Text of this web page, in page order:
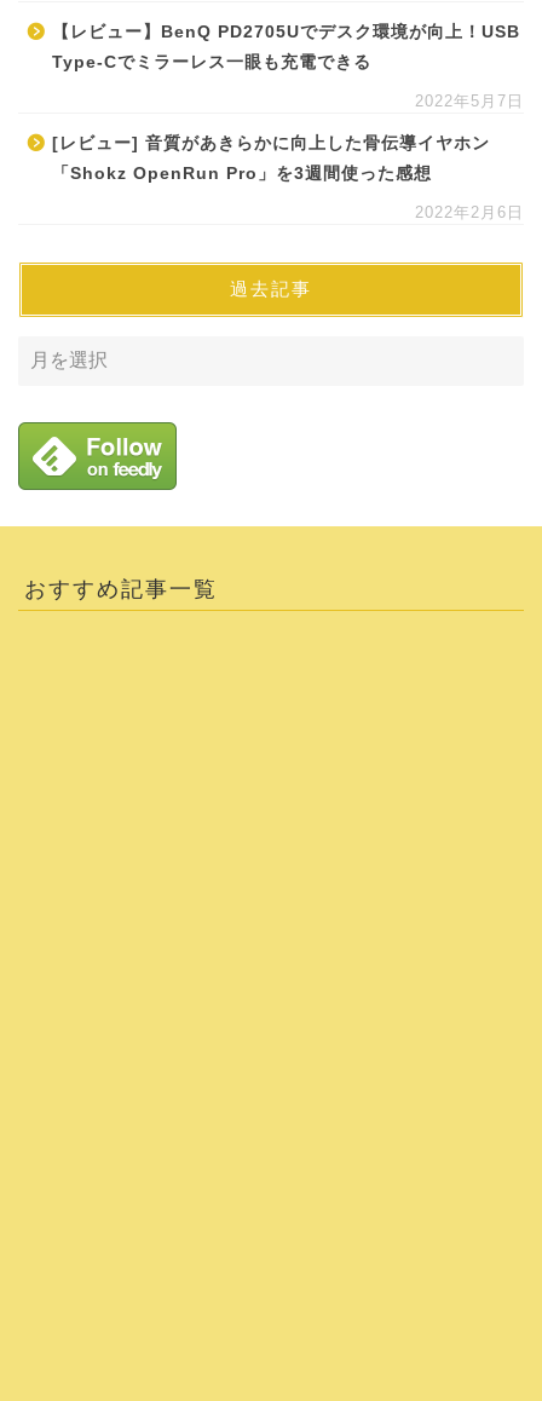
【レビュー】BenQ PD2705Uでデスク環境が向上！USB
Type-Cでミラーレス一眼も充電できる
2022年5月7日
[レビュー] 音質があきらかに向上した骨伝導イヤホン
「Shokz OpenRun Pro」を3週間使った感想
2022年2月6日
過去記事
おすすめ記事一覧